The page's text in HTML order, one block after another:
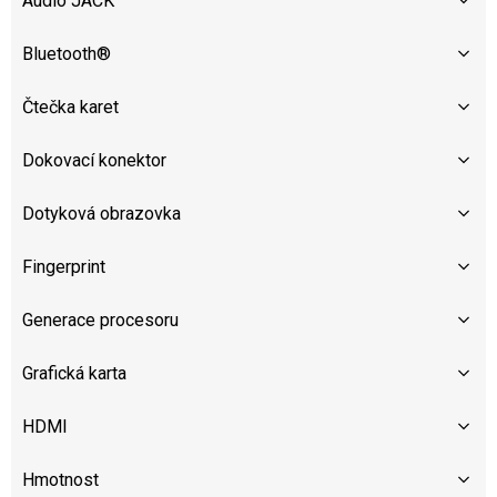
Bluetooth®
Čtečka karet
Dokovací konektor
Dotyková obrazovka
Fingerprint
Generace procesoru
Grafická karta
HDMI
Hmotnost